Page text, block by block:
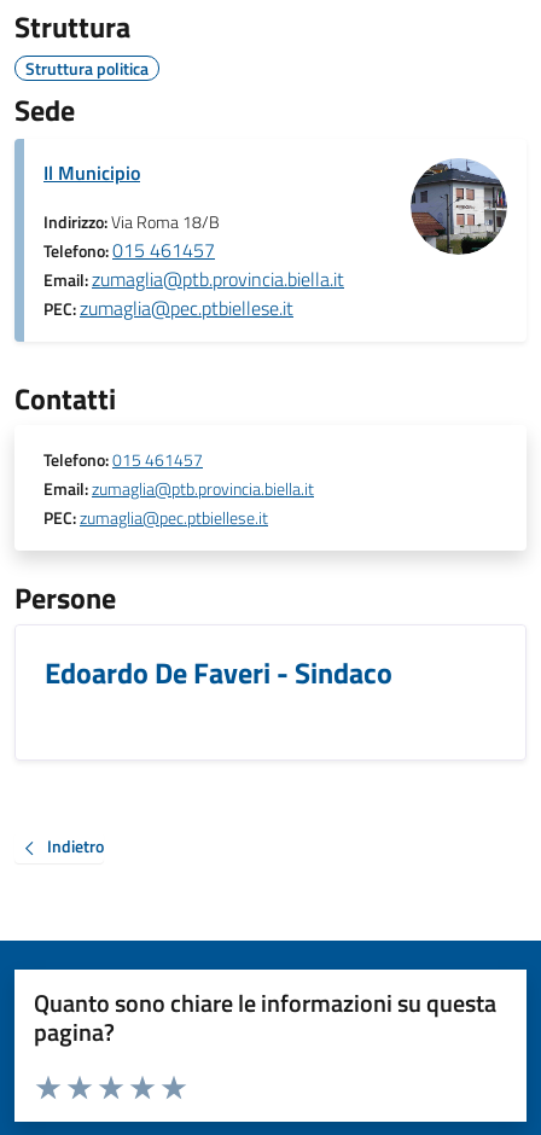
Struttura
Struttura politica
Sede
Il Municipio
Indirizzo:Via Roma 18/B
Telefono:015 461457
Email:zumaglia@ptb.provincia.biella.it
PEC:zumaglia@pec.ptbiellese.it
Contatti
Telefono:015 461457
Email:zumaglia@ptb.provincia.biella.it
PEC:zumaglia@pec.ptbiellese.it
Persone
Edoardo De Faveri - Sindaco
Indietro
Quanto sono chiare le informazioni su questa
pagina?
Valuta da 1 a 5 stelle la pagina
Valuta 5 stelle su 5
Valuta 4 stelle su 5
Valuta 3 stelle su 5
Valuta 2 stelle su 5
Valuta 1 stelle su 5